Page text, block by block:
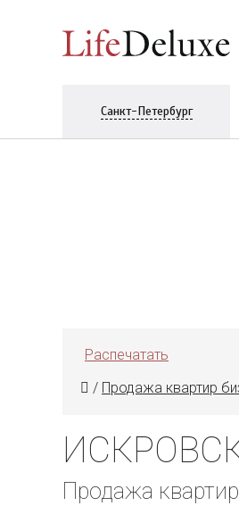
Санкт-Петербург
Распечатать
/ Продажа квартир
Продажа